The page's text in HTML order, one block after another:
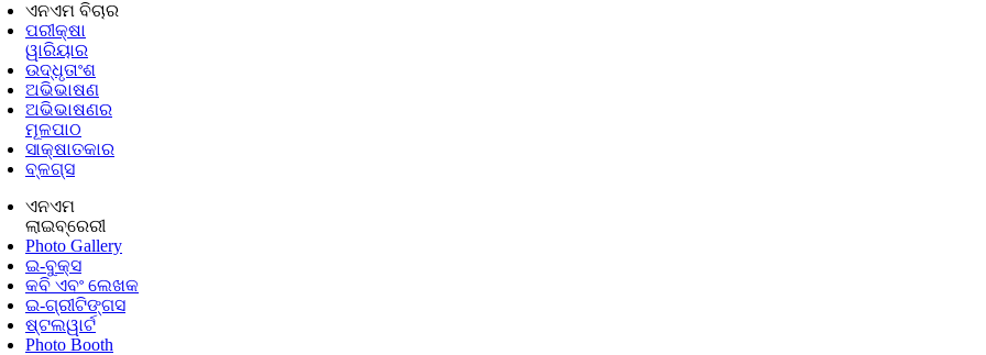
ଏନଏମ ବିଚାର
ପରୀକ୍ଷା
ୱାରିୟାର
ଉଦ୍ଧୃତାଂଶ
ଅଭିଭାଷଣ
ଅଭିଭାଷଣର
ମୂଳପାଠ
ସାକ୍ଷାତକାର
ବ୍ଳଗ୍ସ
ଏନଏମ
ଲାଇବ୍ରେରୀ
Photo Gallery
ଇ-ବୁକ୍ସ
କବି ଏବଂ ଲେଖକ
ଇ-ଗ୍ରୀଟିଙ୍ଗସ
ଷ୍ଟଲୱାର୍ଟ
Photo Booth